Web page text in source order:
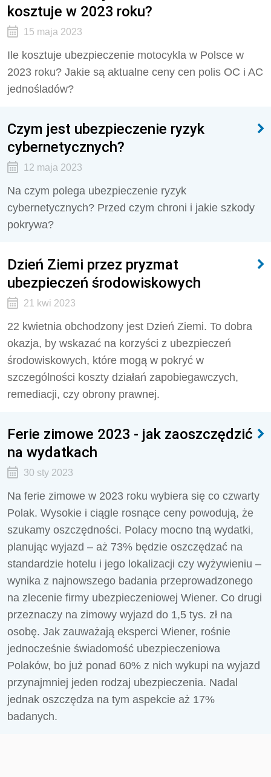
kosztuje w 2023 roku?
15 maja 2023
Ile kosztuje ubezpieczenie motocykla w Polsce w
2023 roku? Jakie są aktualne ceny cen polis OC i AC
jednośladów?
Czym jest ubezpieczenie ryzyk
cybernetycznych?
12 maja 2023
Na czym polega ubezpieczenie ryzyk
cybernetycznych? Przed czym chroni i jakie szkody
pokrywa?
Dzień Ziemi przez pryzmat
ubezpieczeń środowiskowych
21 kwi 2023
22 kwietnia obchodzony jest Dzień Ziemi. To dobra
okazja, by wskazać na korzyści z ubezpieczeń
środowiskowych, które mogą w pokryć w
szczególności koszty działań zapobiegawczych,
remediacji, czy obrony prawnej.
Ferie zimowe 2023 - jak zaoszczędzić
na wydatkach
30 sty 2023
Na ferie zimowe w 2023 roku wybiera się co czwarty
Polak. Wysokie i ciągle rosnące ceny powodują, że
szukamy oszczędności. Polacy mocno tną wydatki,
planując wyjazd – aż 73% będzie oszczędzać na
standardzie hotelu i jego lokalizacji czy wyżywieniu –
wynika z najnowszego badania przeprowadzonego
na zlecenie firmy ubezpieczeniowej Wiener. Co drugi
przeznaczy na zimowy wyjazd do 1,5 tys. zł na
osobę. Jak zauważają eksperci Wiener, rośnie
jednocześnie świadomość ubezpieczeniowa
Polaków, bo już ponad 60% z nich wykupi na wyjazd
przynajmniej jeden rodzaj ubezpieczenia. Nadal
jednak oszczędza na tym aspekcie aż 17%
badanych.